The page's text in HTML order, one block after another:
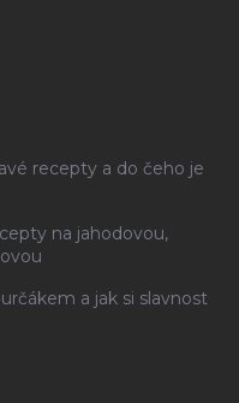
recepty a do čeho je
na jahodovou,
a jak si slavnost